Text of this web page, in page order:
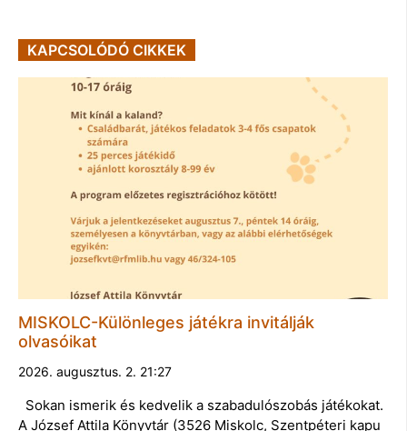
KAPCSOLÓDÓ CIKKEK
MISKOLC-Különleges játékra invitálják
olvasóikat
2026. augusztus. 2. 21:27
Sokan ismerik és kedvelik a szabadulószobás játékokat.
A József Attila Könyvtár (3526 Miskolc, Szentpéteri kapu